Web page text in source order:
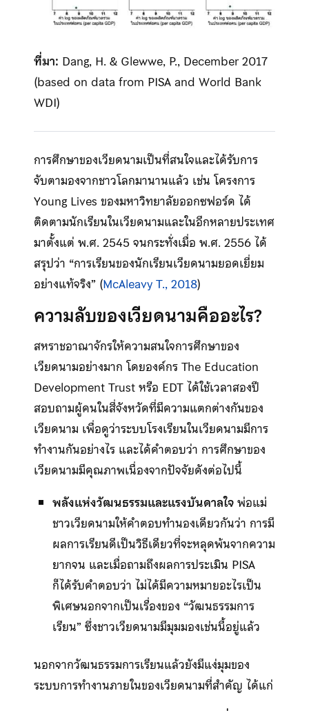
ที่มา: Dang, H. & Glewwe, P., December 2017
(based on data from PISA and World Bank
WDI)
การศึกษาของเวียดนามเป็นที่สนใจและได้รับการ
จับตามองจากชาวโลกมานานแล้ว เช่น โครงการ
Young Lives ของมหาวิทยาลัยออกซฟอร์ด ได้
ติดตามนักเรียนในเวียดนามและในอีกหลายประเทศ
มาตั้งแต่ พ.ศ. 2545 จนกระทั่งเมื่อ พ.ศ. 2556 ได้
สรุปว่า “การเรียนของนักเรียนเวียดนามยอดเยี่ยม
อย่างแท้จริง” (McAleavy T., 2018)
ความลับของเวียดนามคืออะไร?
สหราชอาณาจักรให้ความสนใจการศึกษาของ
เวียดนามอย่างมาก โดยองค์กร The Education
Development Trust หรือ EDT ได้ใช้เวลาสองปี
สอบถามผู้คนในสี่จังหวัดที่มีความแตกต่างกันของ
เวียดนาม เพื่อดูว่าระบบโรงเรียนในเวียดนามมีการ
ทำงานกันอย่างไร และได้คำตอบว่า การศึกษาของ
เวียดนามมีคุณภาพเนื่องจากปัจจัยดังต่อไปนี้
พลังแห่งวัฒนธรรมและแรงบันดาลใจพ่อแม่
ชาวเวียดนามให้คำตอบทำนองเดียวกันว่า การมี
ผลการเรียนดีเป็นวิธีเดียวที่จะหลุดพ้นจากความ
ยากจน และเมื่อถามถึงผลการประเมิน PISA
ก็ได้รับคำตอบว่า ไม่ได้มีความหมายอะไรเป็น
พิเศษนอกจากเป็นเรื่องของ “วัฒนธรรมการ
เรียน” ซึ่งชาวเวียดนามมีมุมมองเช่นนี้อยู่แล้ว
นอกจากวัฒนธรรมการเรียนแล้วยังมีแง่มุมของ
ระบบการทำงานภายในของเวียดนามที่สำคัญ ได้แก่